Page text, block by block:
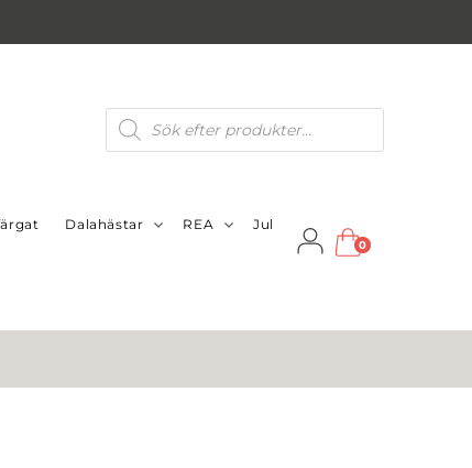
Produktsökning
Dalahästar REA Jul
0